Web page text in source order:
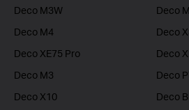
Deco M3W
Deco
Deco M4
Deco
Deco XE75 Pro
Deco
Deco M3
Deco
Deco X10
Deco